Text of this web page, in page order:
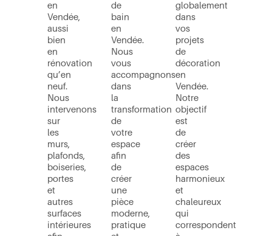
en
Vendée,
aussi
bien
en
rénovation
qu’en
neuf.
Nous
intervenons
sur
les
murs,
plafonds,
boiseries,
portes
et
autres
surfaces
intérieures
de
bain
en
Vendée.
Nous
vous
accompagnons
dans
la
transformation
de
votre
espace
afin
de
créer
une
pièce
moderne,
pratique
globalement
dans
vos
projets
de
décoration
en
Vendée.
Notre
objectif
est
de
créer
des
espaces
harmonieux
et
chaleureux
qui
correspondent